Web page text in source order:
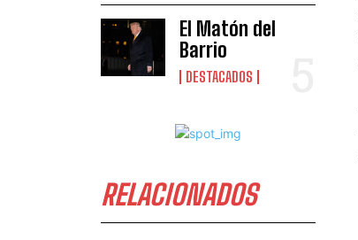
El Matón del
Barrio
DESTACADOS
RELACIONADOS